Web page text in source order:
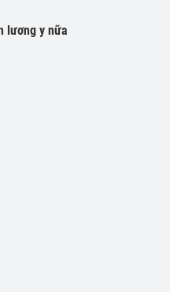
lương y nữa